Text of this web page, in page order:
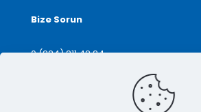
Bize Sorun
0 (224) 211 42 24